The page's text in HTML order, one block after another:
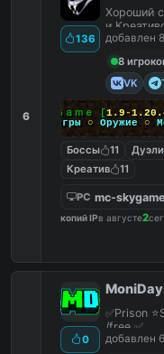
6
136
Хороший
и
добавлен
8
VK
Ｓｋｙ Ｇａｍｅ [1.9-
Мини-игры ○ Оружие ○
Боссы 11 Дуэли
Креатив
11
PC mc-
копий IPв августе2
0
✅Prison
/free ✅
добавлен